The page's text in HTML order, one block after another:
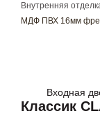
Внутренняя
МДФ ПВХ 16мм
Входная
Классик